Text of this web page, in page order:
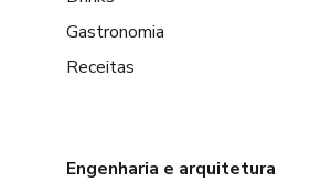
Gastronomia
Receitas
Engenharia e arquitetura